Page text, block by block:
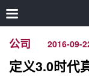
公司 2016-09-
定义3.0时代